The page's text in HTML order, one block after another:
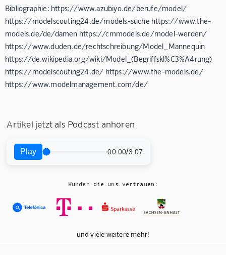
Bibliographie: https://www.azubiyo.de/berufe/model/
https://modelscouting24.de/models-suche https://www.the-
models.de/de/damen https://cmmodels.de/model-werden/
https://www.duden.de/rechtschreibung/Model_Mannequin
https://de.wikipedia.org/wiki/Model_(Begriffskl%C3%A4rung)
https://modelscouting24.de/ https://www.the-models.de/
https://www.modelmanagement.com/de/
Artikel jetzt als Podcast anhören
Play 00:00/3:07
Kunden die uns vertrauen:
und viele weitere mehr!